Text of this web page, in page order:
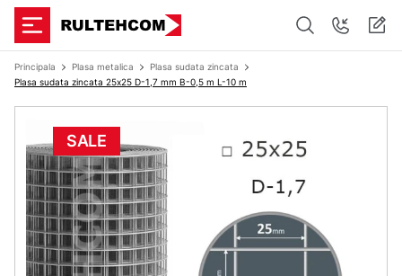
Principala Plasa metalica
Plasa sudata zincata
Plasa sudata zincata 25х25 D-1,7 mm B-0,5 m L-10 m
SALE